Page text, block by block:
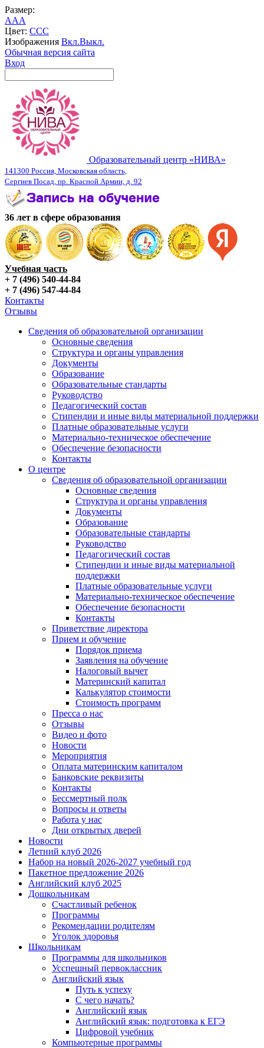
Размер:
AAA
Цвет: CCC
Изображения Вкл.Выкл.
Обычная версия сайта
Вход
Образовательный центр «НИВА»
141300 Россия, Московская область,
Сергиев Посад, пр. Красной Армии, д. 92
36 лет в сфере образования
Учебная часть
+ 7 (496) 540-44-84
+ 7 (496) 547-44-84
Контакты
Отзывы
Сведения об образовательной организации
Основные сведения
Структура и органы управления
Документы
Образование
Образовательные стандарты
Руководство
Педагогический состав
Стипендии и иные виды материальной поддержки
Платные образовательные услуги
Материально-техническое обеспечение
Обеспечение безопасности
Контакты
О центре
Сведения об образовательной организации
Основные сведения
Структура и органы управления
Документы
Образование
Образовательные стандарты
Руководство
Педагогический состав
Стипендии и иные виды материальной
поддержки
Платные образовательные услуги
Материально-техническое обеспечение
Обеспечение безопасности
Контакты
Приветствие директора
Прием и обучение
Порядок приема
Заявления на обучение
Налоговый вычет
Материнский капитал
Калькулятор стоимости
Стоимость программ
Пресса о нас
Отзывы
Видео и фото
Новости
Мероприятия
Оплата материнским капиталом
Банковские реквизиты
Контакты
Бессмертный полк
Вопросы и ответы
Работа у нас
Дни открытых дверей
Новости
Летний клуб 2026
Набор на новый 2026-2027 учебный год
Пакетное предложение 2026
Английский клуб 2025
Дошкольникам
Счастливый ребенок
Программы
Рекомендации родителям
Уголок здоровья
Школьникам
Программы для школьников
Усспешный первоклассник
Английский язык
Путь к успеху
С чего начать?
Английский язык
Английский язык: подготовка к ЕГЭ
Цифровой учебник
Компьютерные программы